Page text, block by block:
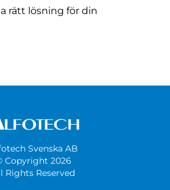
rätt lösning för din
Svenska AB
Copyright 2026
Rights Reserved